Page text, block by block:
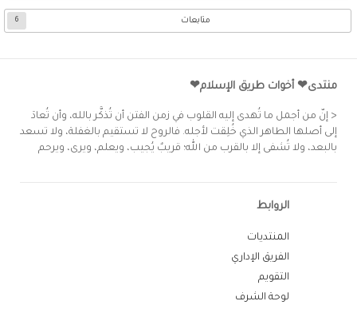
متابعات 6
منتدى❤ أخوات طريق الإسلام❤
< إنّ من أجمل ما تُهدى إليه القلوب في زمن الفتن أن تُذكَّر بالله، وأن تُعادَ
إلى أصلها الطاهر الذي خُلِقت لأجله. فالروح لا تستقيم بالغفلة، ولا تسعد
بالبعد، ولا تُشفى إلا بالقرب من الله؛ قريبٌ يُجيب، ويعلم، ويرى، ويرحم
الروابط
المنتديات
الفريق الإداري
التقويم
لوحة الشرف